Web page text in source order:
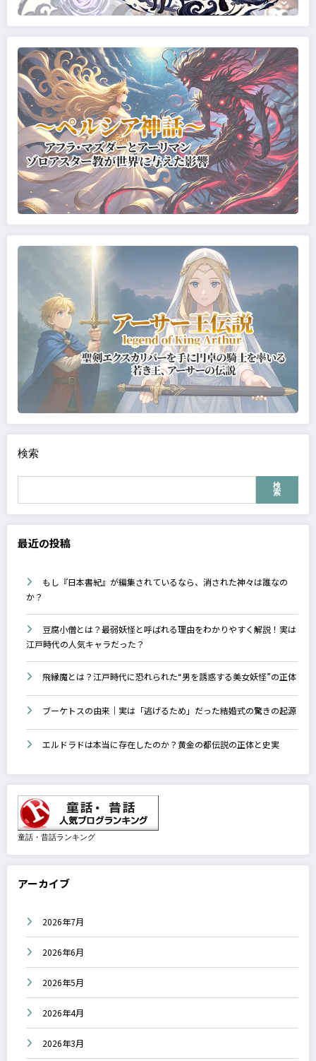
検索
検
索
最近の投稿
もし『日本書紀』が編集されているなら、消された神々は誰なの
か？
豆腐小僧とは？最弱妖怪と呼ばれる理由をわかりやすく解説！実は
江戸時代の人気キャラだった？
飛縁魔とは？江戸時代に恐れられた“男を誘惑する美女妖怪”の正体
ブーケトスの由来｜実は「逃げるため」だった結婚式の驚きの起源
エルドラドは本当に存在したのか？黄金の都伝説の正体と史実
童話・昔話ランキング
アーカイブ
2026年7月
2026年6月
2026年5月
2026年4月
2026年3月